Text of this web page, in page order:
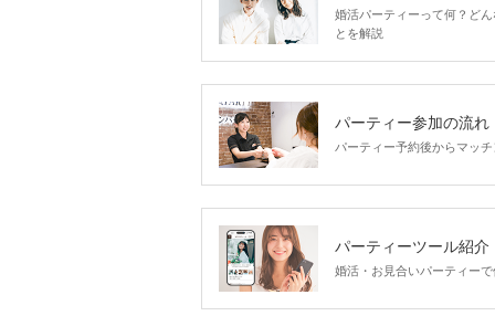
婚活パーティーって何？ど
とを解説
パーティー参加の流れ
パーティー予約後からマッ
パーティーツール紹介
婚活・お見合いパーティー